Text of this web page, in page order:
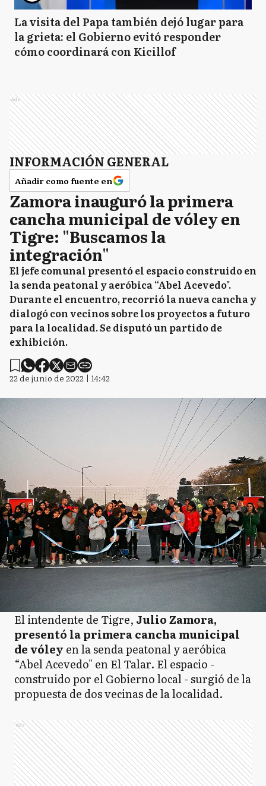
La visita del Papa también dejó lugar para
la grieta: el Gobierno evitó responder
cómo coordinará con Kicillof
Ads
INFORMACIÓN GENERAL
Añadir como fuente en
Zamora inauguró la primera
cancha municipal de vóley en
Tigre: "Buscamos la
integración"
El jefe comunal presentó el espacio construido en
la senda peatonal y aeróbica “Abel Acevedo".
Durante el encuentro, recorrió la nueva cancha y
dialogó con vecinos sobre los proyectos a futuro
para la localidad. Se disputó un partido de
exhibición.
22 de junio de 2022 | 14:42
El intendente de Tigre, Julio Zamora,
presentó la primera cancha municipal
de vóley en la senda peatonal y aeróbica
“Abel Acevedo" en El Talar. El espacio -
construido por el Gobierno local - surgió de la
propuesta de dos vecinas de la localidad.
Ads